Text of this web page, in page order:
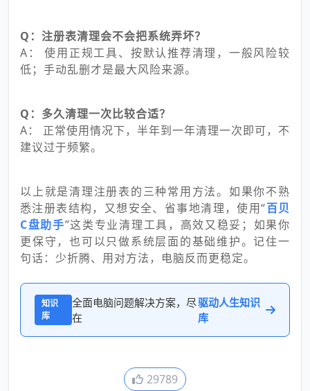
Q：注册表清理会不会把系统弄坏？
A： 使用正规工具、按默认推荐清理，一般风险较
低；手动乱删才是最大风险来源。
Q：多久清理一次比较合适？
A： 正常使用情况下，半年到一年清理一次即可，不
建议过于频繁。
以上就是清理注册表的三种常用方法。如果你不熟
悉注册表结构，又想安全、省事地清理，使用“百贝
C盘助手”这类专业清理工具，高效又稳妥；如果你
更保守，也可以只做系统层面的基础维护。记住一
句话：少折腾、用对方法，电脑反而更稳定。
知识
库
全面电脑问题解决方案，尽
在
驱动人生知识
库
29789